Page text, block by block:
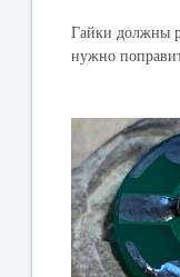
Гайки должны
нужно